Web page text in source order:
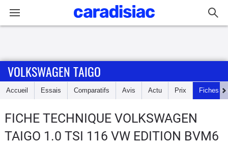
Accueil
Essais
VOLKSWAGEN TAIGO
Accueil Essais Comparatifs Avis Actu Prix Fiches
FICHE TECHNIQUE VOLKSWAGEN
TAIGO 1.0 TSI 116 VW EDITION BVM6